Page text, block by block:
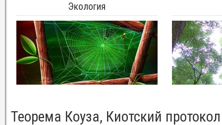
Экология
Теорема Коуза, Киотский